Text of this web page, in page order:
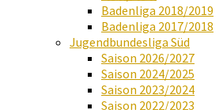
Badenliga 2018/2019
Badenliga 2017/2018
Jugendbundesliga Süd
Saison 2026/2027
Saison 2024/2025
Saison 2023/2024
Saison 2022/2023